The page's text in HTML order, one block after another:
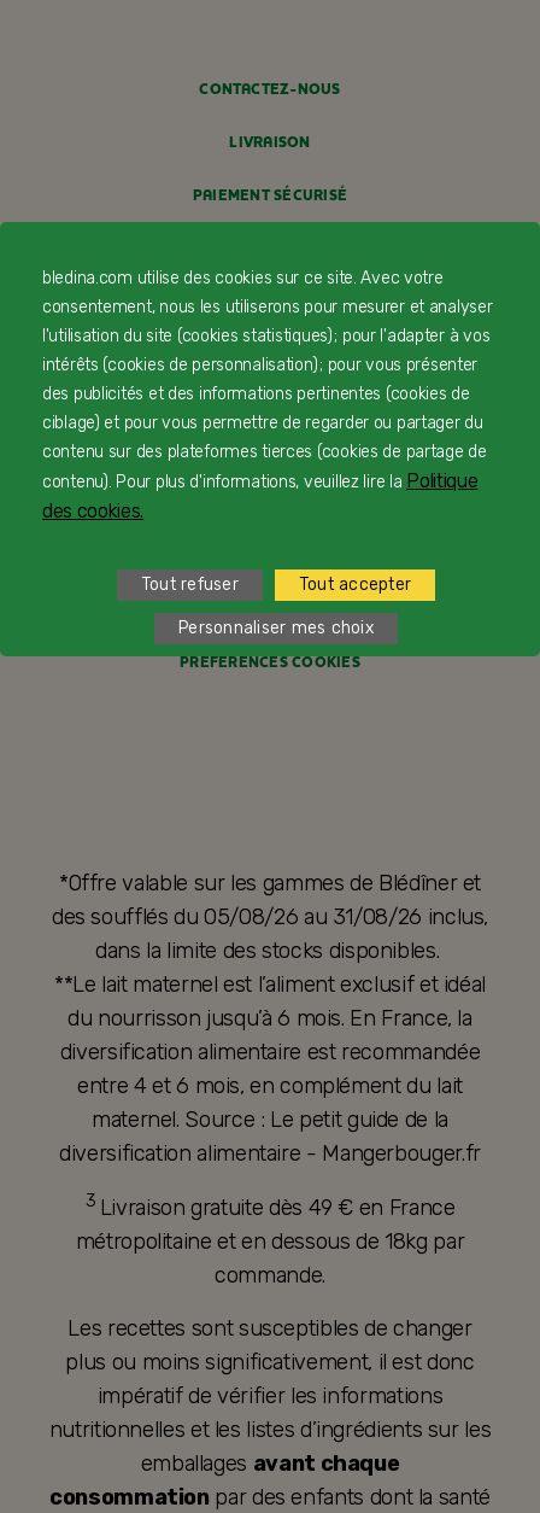
CONTACTEZ-NOUS
LIVRAISON
PAIEMENT SÉCURISÉ
FAQ
MENTIONS LÉGALES
POLITIQUE COOKIES
POLITIQUE DE CONFIDENTIALITÉ
CONDITIONS GÉNÉRALES DE VENTE
FORMULAIRE DE RÉTRACTATION
ACCESSIBILITÉ : NON CONFORME
PRÉFÉRENCES COOKIES
*Offre valable sur les gammes de Blédîner et
des soufflés du 05/08/26 au 31/08/26 inclus,
dans la limite des stocks disponibles.
**Le lait maternel est l’aliment exclusif et idéal
du nourrisson jusqu’à 6 mois. En France, la
diversification alimentaire est recommandée
entre 4 et 6 mois, en complément du lait
maternel. Source : Le petit guide de la
diversification alimentaire - Mangerbouger.fr
3 Livraison gratuite dès 49 € en France
métropolitaine et en dessous de 18kg par
commande.
Les recettes sont susceptibles de changer
plus ou moins significativement, il est donc
impératif de vérifier les informations
nutritionnelles et les listes d’ingrédients sur les
emballages avant chaque
consommation par des enfants dont la santé
bledina.com utilise des cookies sur ce site. Avec votre
consentement, nous les utiliserons pour mesurer et analyser
l'utilisation du site (cookies statistiques) ; pour l'adapter à vos
intérêts (cookies de personnalisation) ; pour vous présenter
des publicités et des informations pertinentes (cookies de
ciblage) et pour vous permettre de regarder ou partager du
contenu sur des plateformes tierces (cookies de partage de
contenu). Pour plus d'informations, veuillez lire la Politique
des cookies.
Tout refuser Tout accepter
Personnaliser mes choix